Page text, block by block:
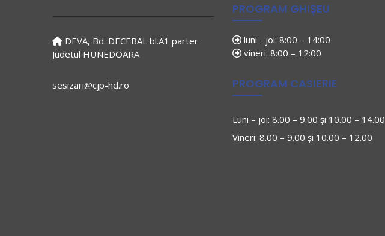
DEVA, Bd. DECEBAL bl.A1 parter
Judetul HUNEDOARA
sesizari@cjp-hd.ro
PROGRAM GHIȘEU
luni - joi: 8:00 – 14:00
vineri: 8:00 – 12:00
PROGRAM CASIERIE
Luni – joi: 8.00 – 9.00 și 10.00 – 14.00
Vineri: 8.00 – 9.00 și 10.00 – 12.00